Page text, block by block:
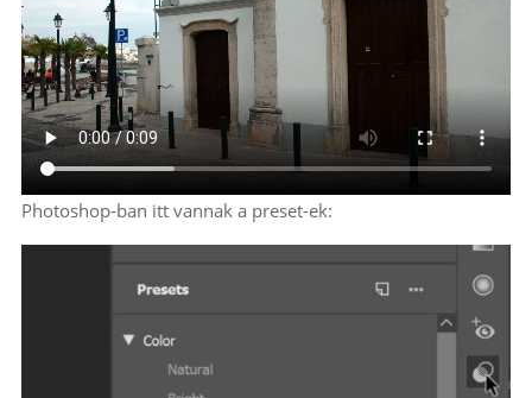
Photoshop-ban itt vannak a preset-ek: